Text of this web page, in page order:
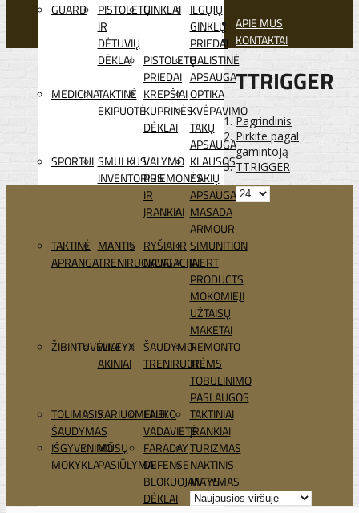
GUARD
PISTOLETŲ
IR
DĖTUVIŲ
DĖKLAI
GINKLAI ILGŲJŲ
GINKLŲ
PRIEDAI
PISTOLETŲ
PRIEDAI
BALISTINĖ
APSAUGA
MEDICINATAKTINĖ
EKIPUOTĖ
KREPŠIAI
KUPRINĖS
DĖKLAI
OPTIKA
KVĖPAVIMO
TAKŲ
APSAUGA
SPORTUI SMULKUS
INVENTORIUS
VALYMO
PRIEMONĖS
IR
ĮRANKIAI
KLAUSOS
/ AKIŲ
APSAUGA
MASADA
ARMOUR
TAKTINĖ
APRANGA
MANTIS
TRENIRUOKLIAI
RYŠIAI IR
NAVIGACIJA
SIMUNITION
INERT
PRODUCTS
MOKOMIEJI
UŽTAISŲ
MAKETAI
ŽIBINTUVĖLIAI
WILEYX
AKINIAI
ŠAUDYMO
TRENIRUOTĖMS
REMONTO
IR
TOBULINIMO
PASLAUGOS
TOLIMASIS
ŠAUDYMAS
KARIUOMENEI
LAUKO
VADAVIETĖ
TAKTINIAI
ĮRANKIAI
IŠGYVENIMO
MOKYKLA
MŪSŲ
PASIŪLYMAI
FARADAY
DEFENSE
BLOKUOJANTYS
DĖKLAI
TURIZMAS
NAKTINIS
MATYMAS
APIE MUS
KONTAKTAI
TTRIGGER
Pagrindinis
Pirkite pagal
gamintoją
TTRIGGER